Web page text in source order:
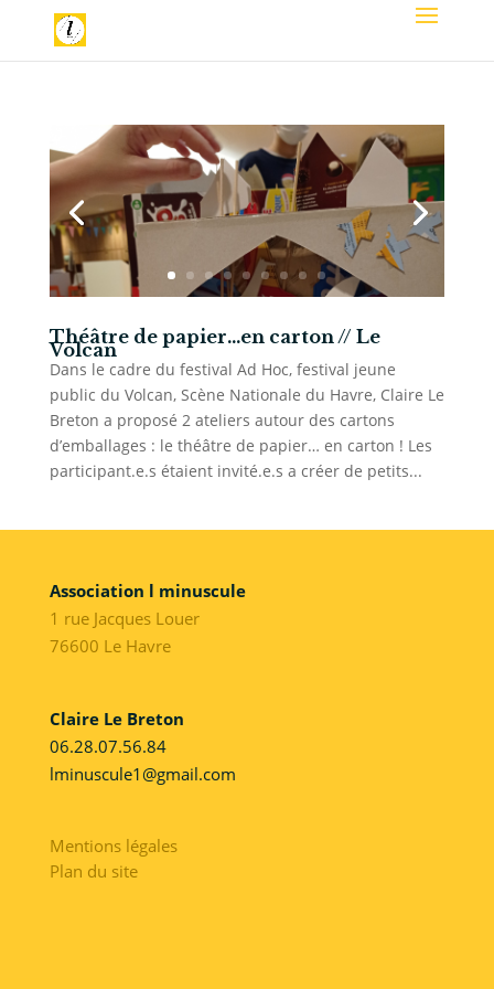
Théâtre de papier…en carton // Le
Volcan
Dans le cadre du festival Ad Hoc, festival jeune
public du Volcan, Scène Nationale du Havre, Claire Le
Breton a proposé 2 ateliers autour des cartons
d’emballages : le théâtre de papier… en carton ! Les
participant.e.s étaient invité.e.s a créer de petits...
Association l minuscule
1 rue Jacques Louer
76600 Le Havre
Claire Le Breton
06.28.07.56.84
lminuscule1@gmail.com
Mentions légales
Plan du site